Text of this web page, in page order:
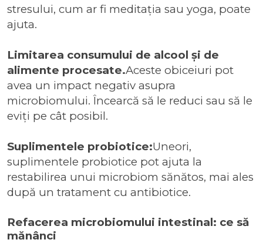
stresului, cum ar fi meditația sau yoga, poate
ajuta.
Limitarea consumului de alcool și de
alimente procesate.Aceste obiceiuri pot
avea un impact negativ asupra
microbiomului. Încearcă să le reduci sau să le
eviți pe cât posibil.
Suplimentele probiotice:Uneori,
suplimentele probiotice pot ajuta la
restabilirea unui microbiom sănătos, mai ales
după un tratament cu antibiotice.
Refacerea microbiomului intestinal: ce să
mănânci